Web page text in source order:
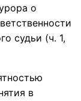
о
судьи (ч. 1,
в